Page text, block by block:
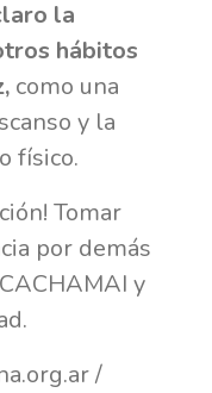
la
hábitos
como una
y la
físico.
Tomar
por demás
y
/